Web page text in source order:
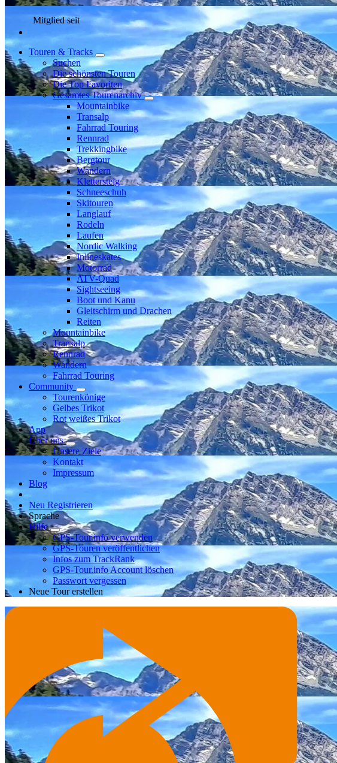
Mitglied seit
Touren & Tracks
Suchen
Die schönsten Touren
Die Top Favoriten
Gesamtes Tourenarchiv
Mountainbike
Transalp
Fahrrad Touring
Rennrad
Trekkingbike
Bergtour
Wandern
Klettersteig
Schneeschuh
Skitouren
Langlauf
Rodeln
Laufen
Nordic Walking
Inlineskates
Motorrad
ATV-Quad
Sightseeing
Boot und Kanu
Gleitschirm und Drachen
Reiten
Mountainbike
Transalp
Rennrad
Wandern
Fahrrad Touring
Community
Tourenkönige
Gelbes Trikot
Rot weißes Trikot
App
Über uns
Unsere Ziele
Kontakt
Impressum
Blog
Neu Registrieren
Sprache
Hilfe
GPS-Tour.info verwenden
GPS-Touren veröffentlichen
Infos zum TrackRank
GPS-Tour.info Account löschen
Passwort vergessen
Neue Tour erstellen